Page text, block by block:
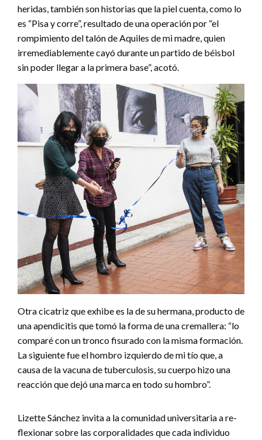
heridas, también son historias que la piel cuenta, como lo
es “Pisa y corre”, resultado de una operación por “el
rompimiento del talón de Aquiles de mi madre, quien
irremediablemente cayó durante un partido de béisbol
sin poder llegar a la primera base”, acotó.
Otra cicatriz que exhibe es la de su hermana, producto de
una apendicitis que tomó la forma de una cremallera: “lo
comparé con un tronco fisurado con la misma formación.
La siguiente fue el hombro izquierdo de mi tío que, a
causa de la vacuna de tuberculosis, su cuerpo hizo una
reacción que dejó una marca en todo su hombro”.
Lizette Sánchez invita a la comunidad universitaria a re-
flexionar sobre las corporalidades que cada individuo